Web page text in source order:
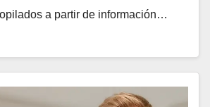
a partir de información…